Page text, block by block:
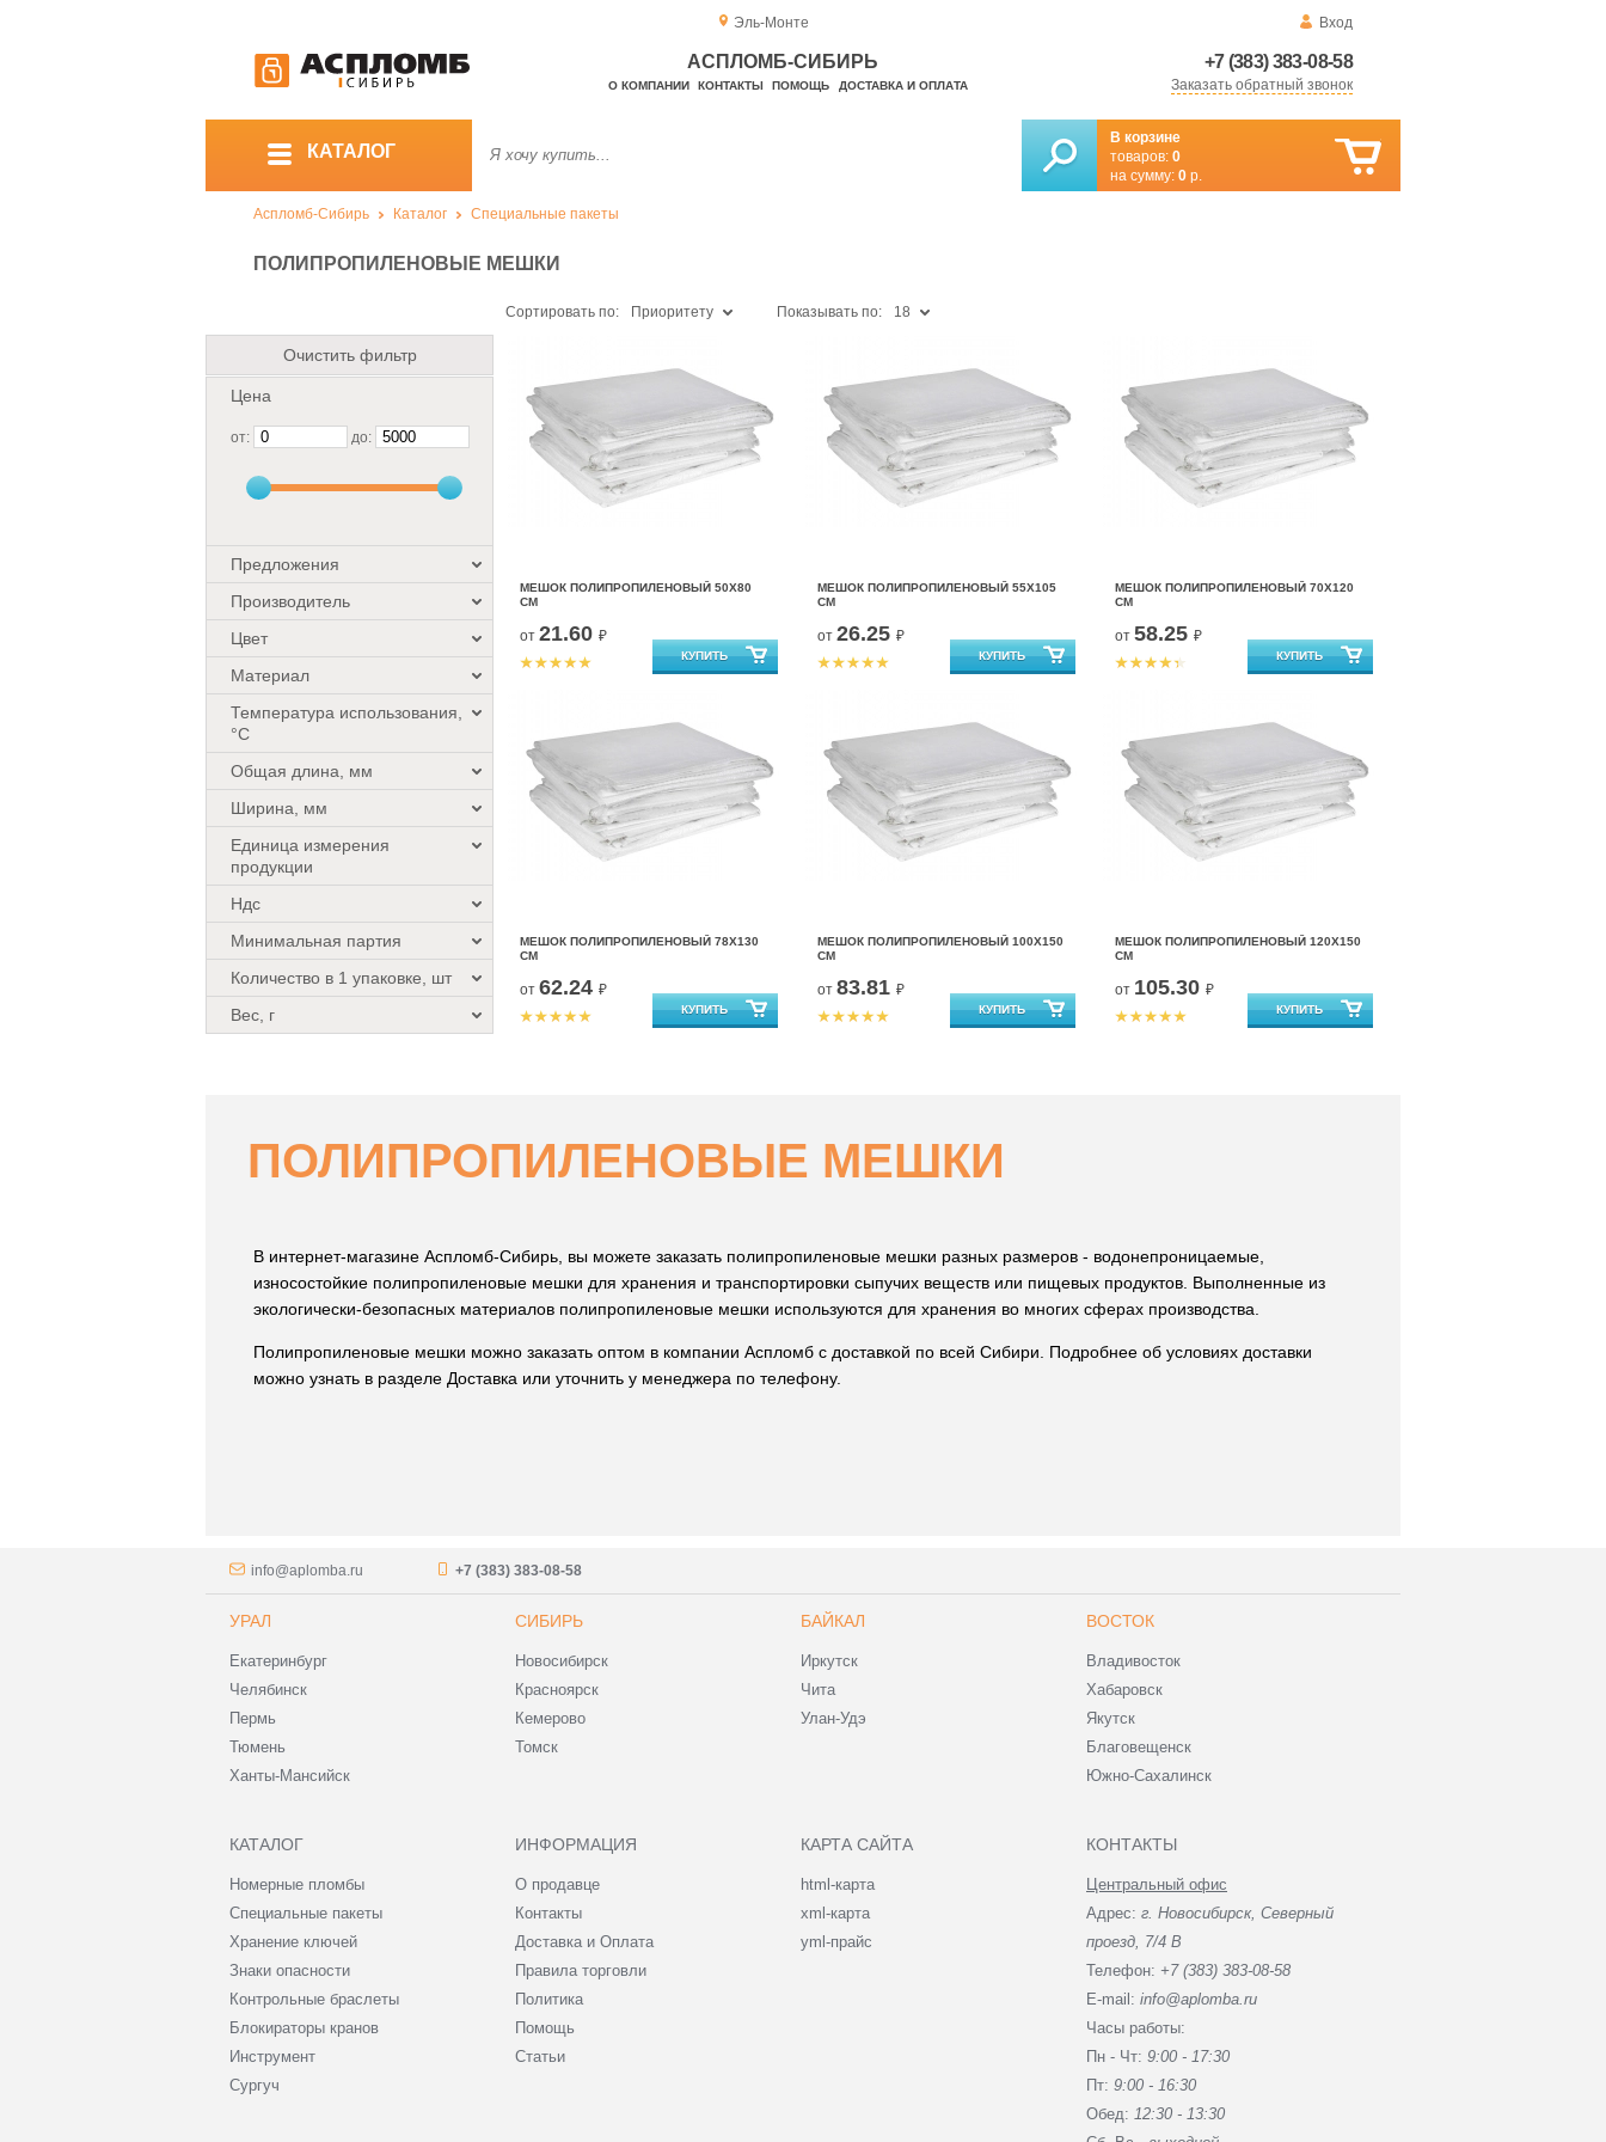
Эль-Монте Вход
+7 (383) 383-08-58
Заказать обратный звонок
АСПЛОМБ-СИБИРЬ
О КОМПАНИИ КОНТАКТЫ ПОМОЩЬ ДОСТАВКА И ОПЛАТА
КАТАЛОГ
В корзине
товаров: 0
на сумму: 0 р.
Аспломб-Сибирь Каталог Специальные пакеты
ПОЛИПРОПИЛЕНОВЫЕ МЕШКИ
Очистить фильтр
Цена
от: до:
Предложения
Производитель
Цвет
Материал
Температура использования,
°C
Общая длина, мм
Ширина, мм
Единица измерения
продукции
Ндс
Минимальная партия
Количество в 1 упаковке, шт
Вес, г
Сортировать по: Приоритету Показывать по: 18
МЕШОК ПОЛИПРОПИЛЕНОВЫЙ 50X80
СМ
от 21.60 ₽
МЕШОК ПОЛИПРОПИЛЕНОВЫЙ 55X105
СМ
от 26.25 ₽
МЕШОК ПОЛИПРОПИЛЕНОВЫЙ 70X120
СМ
от 58.25 ₽
МЕШОК ПОЛИПРОПИЛЕНОВЫЙ 78X130
СМ
от 62.24 ₽
МЕШОК ПОЛИПРОПИЛЕНОВЫЙ 100X150
СМ
от 83.81 ₽
МЕШОК ПОЛИПРОПИЛЕНОВЫЙ 120X150
СМ
от 105.30 ₽
ПОЛИПРОПИЛЕНОВЫЕ МЕШКИ
В интернет-магазине Аспломб-Сибирь, вы можете заказать полипропиленовые мешки разных размеров - водонепроницаемые,
износостойкие полипропиленовые мешки для хранения и транспортировки сыпучих веществ или пищевых продуктов. Выполненные из
экологически-безопасных материалов полипропиленовые мешки используются для хранения во многих сферах производства.
Полипропиленовые мешки можно заказать оптом в компании Аспломб с доставкой по всей Сибири. Подробнее об условиях доставки
можно узнать в разделе Доставка или уточнить у менеджера по телефону.
info@aplomba.ru +7 (383) 383-08-58
УРАЛ
Екатеринбург
Челябинск
Пермь
Тюмень
Ханты-Мансийск
СИБИРЬ
Новосибирск
Красноярск
Кемерово
Томск
БАЙКАЛ
Иркутск
Чита
Улан-Удэ
ВОСТОК
Владивосток
Хабаровск
Якутск
Благовещенск
Южно-Сахалинск
КАТАЛОГ
Номерные пломбы
Специальные пакеты
Хранение ключей
Знаки опасности
Контрольные браслеты
Блокираторы кранов
Инструмент
Сургуч
ИНФОРМАЦИЯ
О продавце
Контакты
Доставка и Оплата
Правила торговли
Политика
Помощь
Статьи
КАРТА САЙТА
html-карта
xml-карта
yml-прайс
КОНТАКТЫ
Центральный офис
Адрес: г. Новосибирск, Северный
проезд, 7/4 В
Телефон: +7 (383) 383-08-58
E-mail: info@aplomba.ru
Часы работы:
Пн - Чт: 9:00 - 17:30
Пт: 9:00 - 16:30
Обед: 12:30 - 13:30